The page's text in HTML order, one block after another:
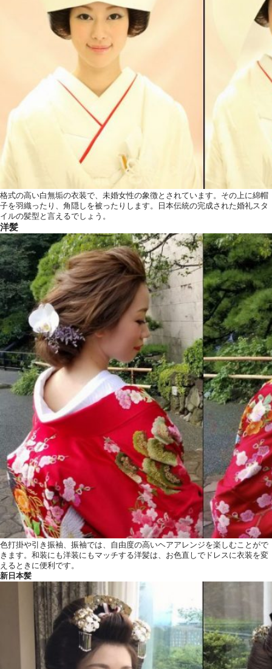
格式の高い白無垢の衣装で、未婚女性の象徴とされています。その上に綿帽
子を羽織ったり、角隠しを被ったりします。日本伝統の完成された婚礼スタ
イルの髪型と言えるでしょう。
洋髪
色打掛や引き振袖、振袖では、自由度の高いヘアアレンジを楽しむことがで
きます。和装にも洋装にもマッチする洋髪は、お色直しでドレスに衣装を変
えるときに便利です。
新日本髪